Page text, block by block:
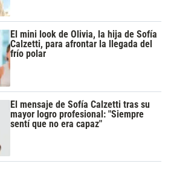
El mini look de Olivia, la hija de Sofía
Calzetti, para afrontar la llegada del
frío polar
El mensaje de Sofía Calzetti tras su
mayor logro profesional: "Siempre
sentí que no era capaz"